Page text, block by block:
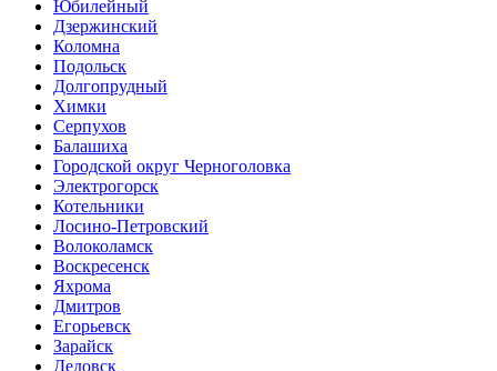
Юбилейный
Дзержинский
Коломна
Подольск
Долгопрудный
Химки
Серпухов
Балашиха
Городской округ Черноголовка
Электрогорск
Котельники
Лосино-Петровский
Волоколамск
Воскресенск
Яхрома
Дмитров
Егорьевск
Зарайск
Дедовск